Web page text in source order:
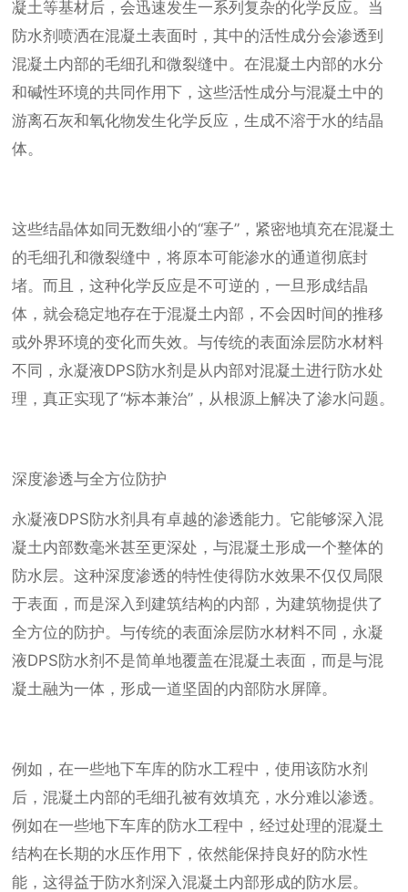
凝土等基材后，会迅速发生一系列复杂的化学反应。当
防水剂喷洒在混凝土表面时，其中的活性成分会渗透到
混凝土内部的毛细孔和微裂缝中。在混凝土内部的水分
和碱性环境的共同作用下，这些活性成分与混凝土中的
游离石灰和氧化物发生化学反应，生成不溶于水的结晶
体。
这些结晶体如同无数细小的“塞子”，紧密地填充在混凝土
的毛细孔和微裂缝中，将原本可能渗水的通道彻底封
堵。而且，这种化学反应是不可逆的，一旦形成结晶
体，就会稳定地存在于混凝土内部，不会因时间的推移
或外界环境的变化而失效。与传统的表面涂层防水材料
不同，永凝液DPS防水剂是从内部对混凝土进行防水处
理，真正实现了“标本兼治”，从根源上解决了渗水问题。
深度渗透与全方位防护
永凝液DPS防水剂具有卓越的渗透能力。它能够深入混
凝土内部数毫米甚至更深处，与混凝土形成一个整体的
防水层。这种深度渗透的特性使得防水效果不仅仅局限
于表面，而是深入到建筑结构的内部，为建筑物提供了
全方位的防护。与传统的表面涂层防水材料不同，永凝
液DPS防水剂不是简单地覆盖在混凝土表面，而是与混
凝土融为一体，形成一道坚固的内部防水屏障。
例如，在一些地下车库的防水工程中，使用该防水剂
后，混凝土内部的毛细孔被有效填充，水分难以渗透。
例如在一些地下车库的防水工程中，经过处理的混凝土
结构在长期的水压作用下，依然能保持良好的防水性
能，这得益于防水剂深入混凝土内部形成的防水层。